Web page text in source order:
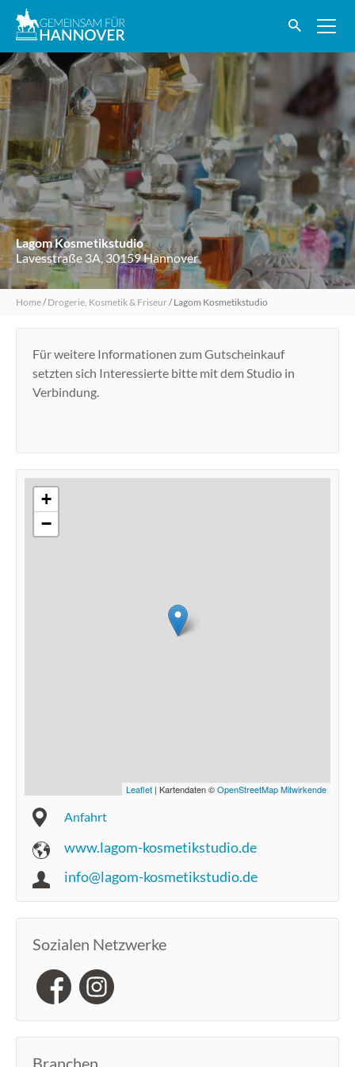
Lagom Kosmetikstudio
Lavesstraße 3A, 30159 Hannover
Home/Drogerie, Kosmetik & Friseur/Lagom Kosmetikstudio
Für weitere Informationen zum Gutscheinkauf
setzten sich Interessierte bitte mit dem Studio in
Verbindung.
+
−
Leaflet | Kartendaten ©OpenStreetMap Mitwirkende
Anfahrt
www.lagom-kosmetikstudio.de
info@lagom-kosmetikstudio.de
Sozialen Netzwerke